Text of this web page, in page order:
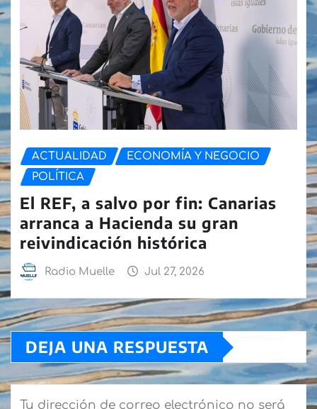
ACTUALIDAD
ECONOMÍA Y NEGOCIO
POLÍTICA
El REF, a salvo por fin: Canarias
arranca a Hacienda su gran
reivindicación histórica
Radio Muelle Jul 27, 2026
DEJA UNA RESPUESTA
Tu dirección de correo electrónico no será